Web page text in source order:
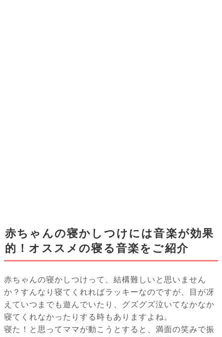
赤ちゃんの寝かしつけには音楽が効果
的！オススメの寝る音楽をご紹介
赤ちゃんの寝かしつけって、結構難しいと思いません
か？すんなり寝てくれればラッキーなのですが、目が冴
えていつまでも遊んでいたり、グズグズ泣いてなかなか
寝てくれなかったりする時もありますよね。
寝た！と思ってママが動こうとすると、満面の笑みで振